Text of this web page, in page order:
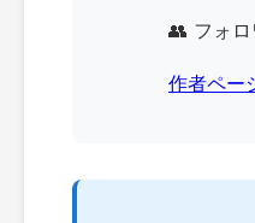
👥 フォ
作者ペー